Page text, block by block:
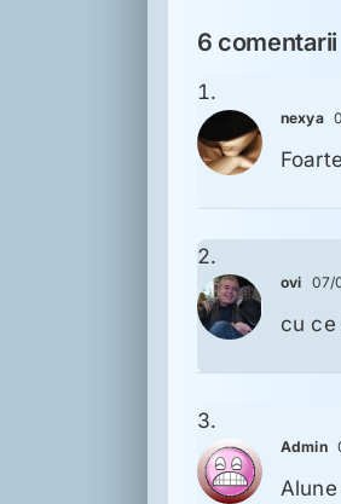
6 comentarii
nexya
ovi 07/
cu ce
Admin